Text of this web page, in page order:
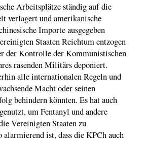
Arbeitsplätze ständig auf die
verlagert und amerikanische
Importe ausgegeben
Staaten Reichtum entzogen
der Kontrolle der Kommunistischen
rasenden Militärs deponiert.
alle internationalen Regeln und
Macht oder seinen
behindern könnten. Es hat auch
um Fentanyl und andere
Vereinigten Staaten zu
alarmierend ist, dass die KPCh auch